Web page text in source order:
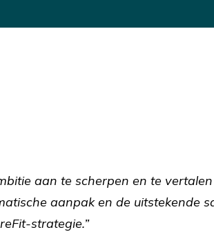
aan te scherpen en te
aanpak en de uitstekende
strategie.”